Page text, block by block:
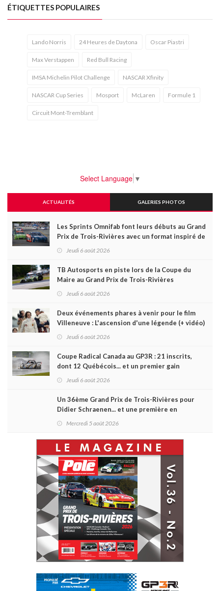
ÉTIQUETTES POPULAIRES
Lando Norris 24 Heures de Daytona Oscar Piastri
Max Verstappen Red Bull Racing
IMSA Michelin Pilot Challenge NASCAR Xfinity
NASCAR Cup Series Mosport McLaren Formule 1
Circuit Mont-Tremblant
Select Language ▼
ACTUALITÉS GALERIES PHOTOS
Les Sprints Omnifab font leurs débuts au Grand
Prix de Trois-Rivières avec un format inspiré de
Jeudi 6 août 2026
TB Autosports en piste lors de la Coupe du
Maire au Grand Prix de Trois-Rivières
Jeudi 6 août 2026
Deux événements phares à venir pour le film
Villeneuve : L'ascension d'une légende (+ vidéo)
Jeudi 6 août 2026
Coupe Radical Canada au GP3R : 21 inscrits,
dont 12 Québécois... et un premier gain
Jeudi 6 août 2026
Un 36ème Grand Prix de Trois-Rivières pour
Didier Schraenen... et une première en
Mercredi 5 août 2026